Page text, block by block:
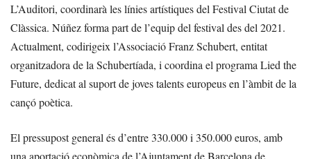
L’Auditori, coordinarà les línies artístiques del Festival Ciutat de
Clàssica. Núñez forma part de l’equip del festival des del 2021.
Actualment, codirigeix l’Associació Franz Schubert, entitat
organitzadora de la Schubertíada, i coordina el programa Lied the
Future, dedicat al suport de joves talents europeus en l’àmbit de la
cançó poètica.
El pressupost general és d’entre 330.000 i 350.000 euros, amb
una aportació econòmica de l’Ajuntament de Barcelona de